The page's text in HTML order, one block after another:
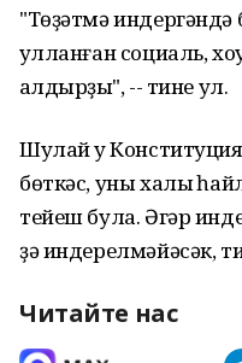
"Төҙәтмә индергәндә
ҡулланған социаль,
ҡалдырҙыҡ", -- тине ул.
Шулай уҡ
бөткәс, уны халыҡ
тейеш була. Әгәр
ҙә индерелмәйәсәк,
Читайте нас